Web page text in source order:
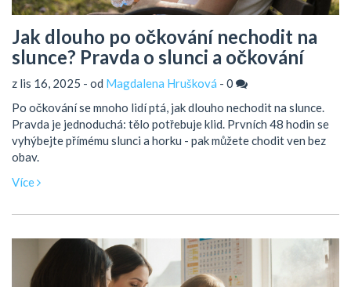
Jak dlouho po očkování nechodit na
slunce? Pravda o slunci a očkování
z lis 16, 2025 - od Magdalena Hrušková - 0
Po očkování se mnoho lidí ptá, jak dlouho nechodit na slunce.
Pravda je jednoduchá: tělo potřebuje klid. Prvních 48 hodin se
vyhýbejte přímému slunci a horku - pak můžete chodit ven bez
obav.
Více